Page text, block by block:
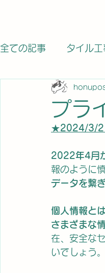
全ての記事 タイル
関連法律・基準の記
求人・募集 タ
タイルメーカー
カラットワークス
プラ
★2024/3/
2022年4月
報のように
データを繋
個人情報と
さまざまな
在、安全な
いでしょう。